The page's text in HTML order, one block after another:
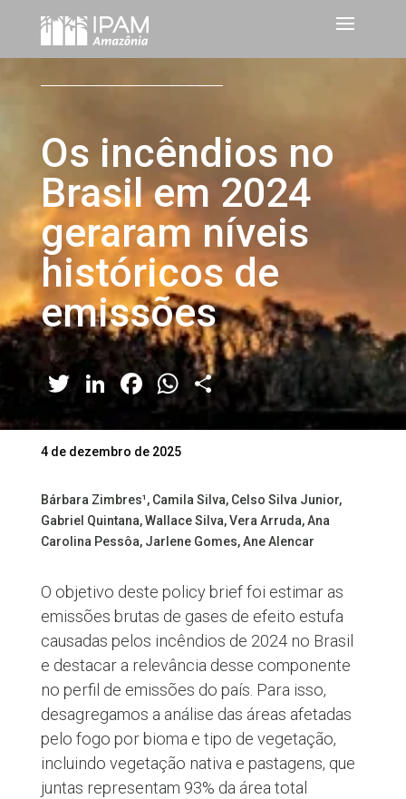
Os incêndios no
Brasil em 2024
geraram níveis
históricos de
emissões
Twitter
LinkedIn
Facebook
WhatsApp
Share
4 de dezembro de 2025
Bárbara Zimbres¹, Camila Silva, Celso Silva Junior,
Gabriel Quintana, Wallace Silva, Vera Arruda, Ana
Carolina Pessôa, Jarlene Gomes, Ane Alencar
O objetivo deste policy brief foi estimar as
emissões brutas de gases de efeito estufa
causadas pelos incêndios de 2024 no Brasil
e destacar a relevância desse componente
no perfil de emissões do país. Para isso,
desagregamos a análise das áreas afetadas
pelo fogo por bioma e tipo de vegetação,
incluindo vegetação nativa e pastagens, que
juntas representam 93% da área total